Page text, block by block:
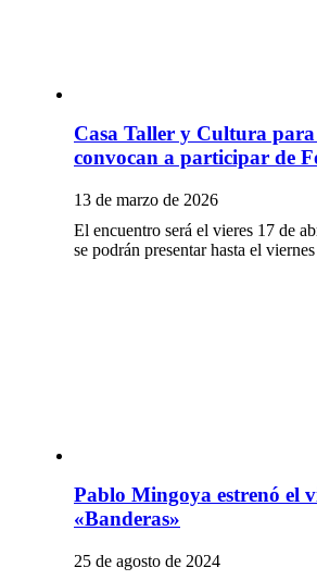
Casa Taller y Cultura
convocan a participar de
13 de marzo de 2026
El encuentro será el vieres 17 de
se podrán presentar hasta el
Pablo Mingoya estrenó el
«Banderas»
25 de agosto de 2024